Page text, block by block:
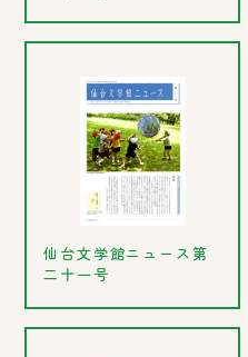
仙台文学館ニュース第
二十一号